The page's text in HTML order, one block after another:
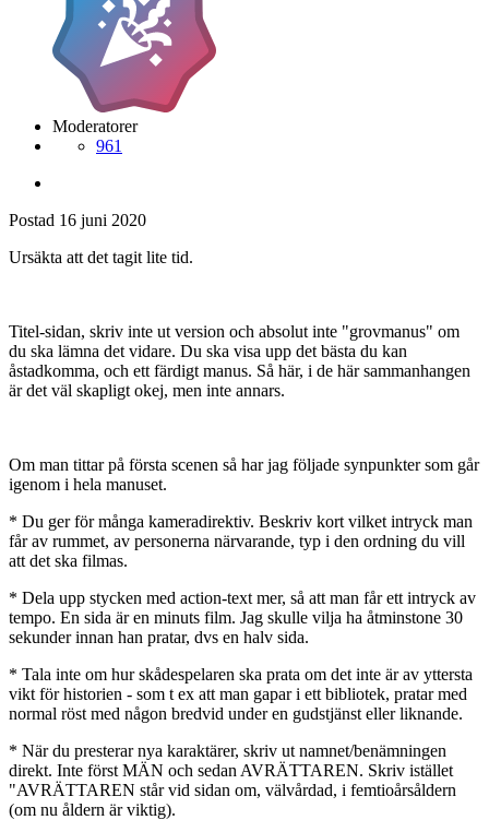
Moderatorer
961
Postad 16 juni 2020
Ursäkta att det tagit lite tid.
Titel-sidan, skriv inte ut version och absolut inte "grovmanus" om
du ska lämna det vidare. Du ska visa upp det bästa du kan
åstadkomma, och ett färdigt manus. Så här, i de här sammanhangen
är det väl skapligt okej, men inte annars.
Om man tittar på första scenen så har jag följade synpunkter som går
igenom i hela manuset.
* Du ger för många kameradirektiv. Beskriv kort vilket intryck man
får av rummet, av personerna närvarande, typ i den ordning du vill
att det ska filmas.
* Dela upp stycken med action-text mer, så att man får ett intryck av
tempo. En sida är en minuts film. Jag skulle vilja ha åtminstone 30
sekunder innan han pratar, dvs en halv sida.
* Tala inte om hur skådespelaren ska prata om det inte är av yttersta
vikt för historien - som t ex att man gapar i ett bibliotek, pratar med
normal röst med någon bredvid under en gudstjänst eller liknande.
* När du presterar nya karaktärer, skriv ut namnet/benämningen
direkt. Inte först MÄN och sedan AVRÄTTAREN. Skriv istället
"AVRÄTTAREN står vid sidan om, välvårdad, i femtioårsåldern
(om nu åldern är viktig).